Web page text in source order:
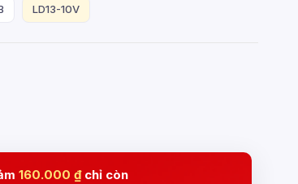
LD13-10V
160.000 ₫chỉ còn